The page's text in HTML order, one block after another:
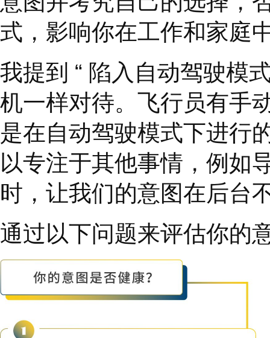
3、 审视你的真实意
意图是你采取行动和
是什么。他们可能会